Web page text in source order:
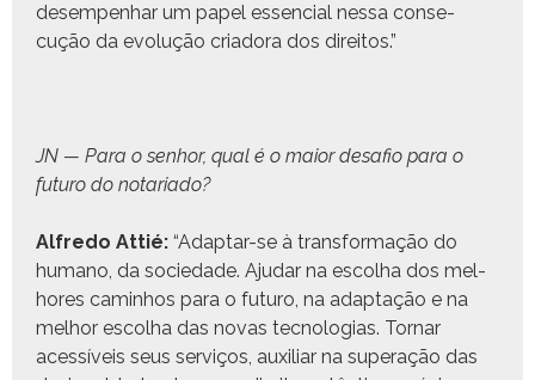
desem­pen­har um papel essen­cial nes­sa con­se­
cução da evolução cri­ado­ra dos direitos.”
JN — Para o sen­hor, qual é o maior desafio para o
futuro do notariado?
Alfre­do Attié: “Adap­tar-se à trans­for­mação do
humano, da sociedade. Aju­dar na escol­ha dos mel­
hores cam­in­hos para o futuro, na adap­tação e na
mel­hor escol­ha das novas tec­nolo­gias. Tornar
acessíveis seus serviços, aux­il­iar na super­ação das